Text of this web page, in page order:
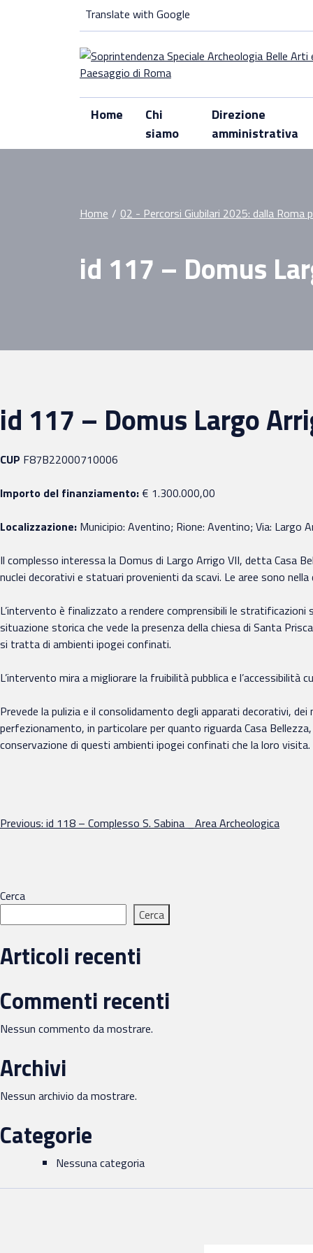
Translate with Google
Home
Chi
siamo
Direzione
amministrativa
Home / 02 - Percorsi Giubilari 2025: dalla Roma
id 117 – Domus
id 117 – Domus Largo
CUP F87B22000710006
Importo del finanziamento:€ 1.300.000,00
Localizzazione: Municipio: Aventino; Rione: Aventino; Via: Largo
Il complesso interessa la Domus di Largo Arrigo VII, detta Casa
nuclei decorativi e statuari provenienti da scavi. Le aree sono
L’intervento è finalizzato a rendere comprensibili le
situazione storica che vede la presenza della chiesa di Santa
si tratta di ambienti ipogei confinati.
L’intervento mira a migliorare la fruibilità pubblica e
Prevede la pulizia e il consolidamento degli apparati decorativi,
perfezionamento, in particolare per quanto riguarda Casa
conservazione di questi ambienti ipogei confinati che la loro visita.
Navigazione
Previous: id 118 – Complesso S. Sabina _Area Archeologica
Cerca
Cerca
Articoli recenti
Commenti recenti
Nessun commento da mostrare.
Archivi
Nessun archivio da mostrare.
Categorie
Nessuna categoria